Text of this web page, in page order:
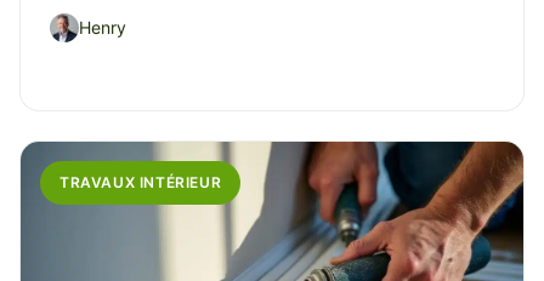
Henry
TRAVAUX INTÉRIEUR